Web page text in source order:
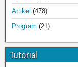
Artikel (478)
Program (21)
Tutorial